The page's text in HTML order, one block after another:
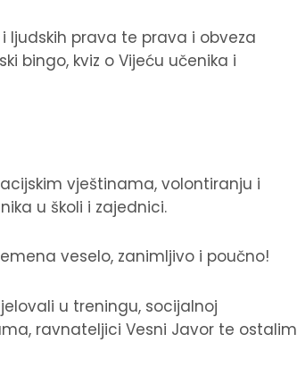
ljudskih prava te prava i obveza
bingo, kviz o Vijeću učenika i
vještinama, volontiranju i
u školi i zajednici.
veselo, zanimljivo i poučno!
u treningu, socijalnoj
ravnateljici Vesni Javor te ostalim